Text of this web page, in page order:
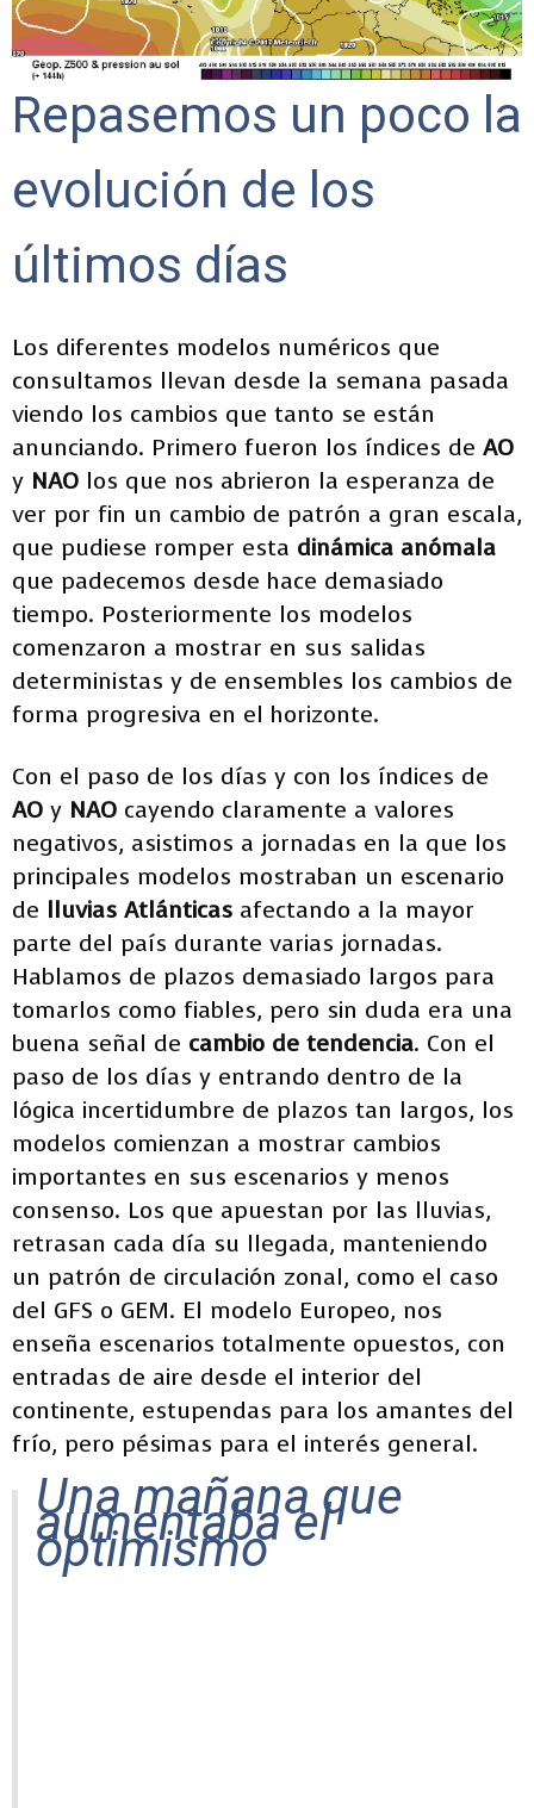
Repasemos un poco la
evolución de los
últimos días
Los diferentes modelos numéricos que
consultamos llevan desde la semana pasada
viendo los cambios que tanto se están
anunciando. Primero fueron los índices de AO
y NAO los que nos abrieron la esperanza de
ver por fin un cambio de patrón a gran escala,
que pudiese romper esta dinámica anómala
que padecemos desde hace demasiado
tiempo. Posteriormente los modelos
comenzaron a mostrar en sus salidas
deterministas y de ensembles los cambios de
forma progresiva en el horizonte.
Con el paso de los días y con los índices de
AO y NAO cayendo claramente a valores
negativos, asistimos a jornadas en la que los
principales modelos mostraban un escenario
de lluvias Atlánticas afectando a la mayor
parte del país durante varias jornadas.
Hablamos de plazos demasiado largos para
tomarlos como fiables, pero sin duda era una
buena señal de cambio de tendencia. Con el
paso de los días y entrando dentro de la
lógica incertidumbre de plazos tan largos, los
modelos comienzan a mostrar cambios
importantes en sus escenarios y menos
consenso. Los que apuestan por las lluvias,
retrasan cada día su llegada, manteniendo
un patrón de circulación zonal, como el caso
del GFS o GEM. El modelo Europeo, nos
enseña escenarios totalmente opuestos, con
entradas de aire desde el interior del
continente, estupendas para los amantes del
frío, pero pésimas para el interés general.
Una mañana que
aumentaba el
optimismo